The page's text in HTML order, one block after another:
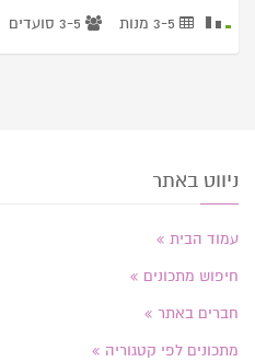
ניווט באתר
עמוד הבית
חיפוש מתכונים
חברים באתר
מתכונים לפי קטגוריה